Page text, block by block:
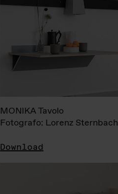
MONIKA Tavolo
Fotografo: Lorenz Sternbach
Download